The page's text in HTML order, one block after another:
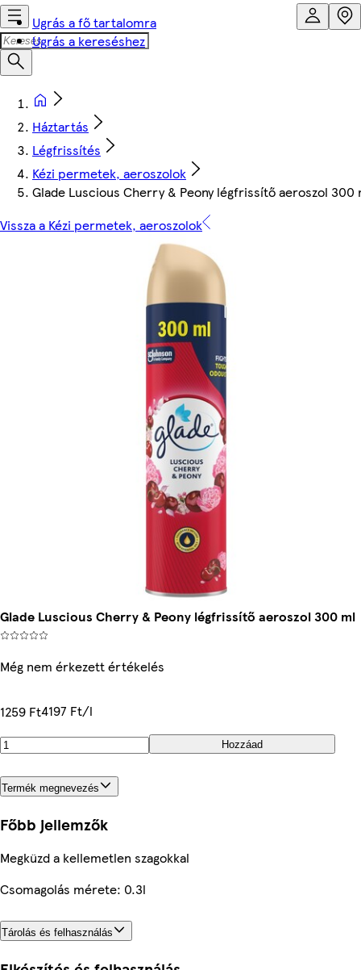
Ugrás a fő tartalomra
Ugrás a kereséshez
Háztartás
Légfrissítés
Kézi permetek, aeroszolok
Glade Luscious Cherry & Peony légfrissítő aeroszol 300
Vissza a Kézi permetek, aeroszolok
Glade Luscious Cherry & Peony légfrissítő aeroszol 300 ml
Még nem érkezett értékelés
1259 Ft4197 Ft/l
Hozzáad
Termék megnevezés
Főbb jellemzők
Megküzd a kellemetlen szagokkal
Csomagolás mérete: 0.3l
Tárolás és felhasználás